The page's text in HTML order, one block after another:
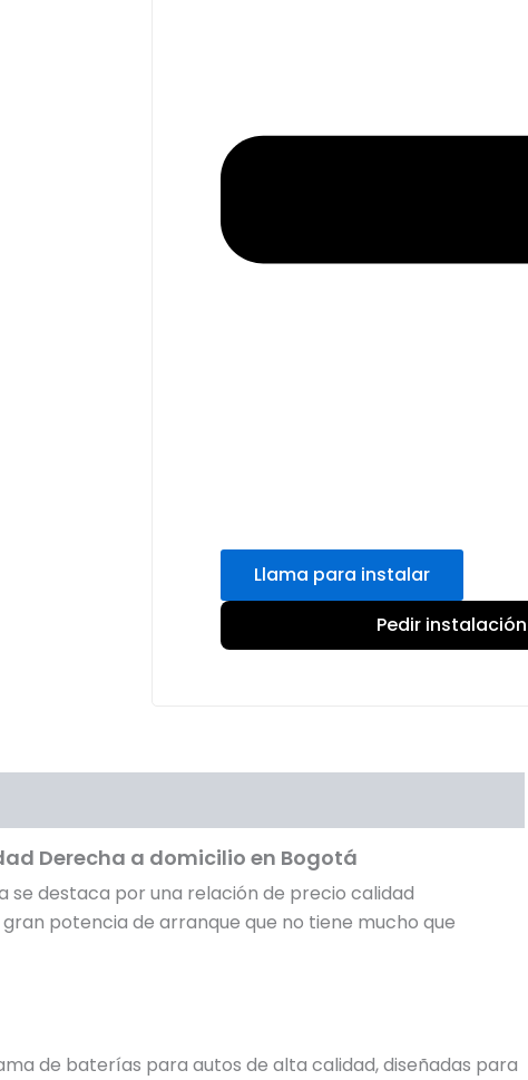
Llama para instalar
Pedir
Derecha a domicilio en Bogotá
se destaca por una relación de precio calidad
potencia de arranque que no tiene mucho que
de baterías para autos de alta calidad, diseñadas para